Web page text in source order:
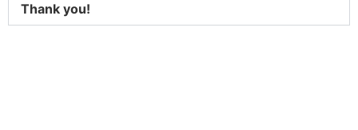
Thank you!